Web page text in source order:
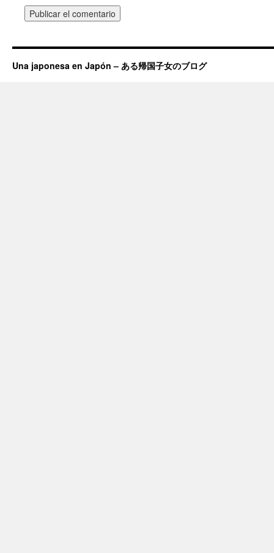
Una japonesa en Japón – ある帰国子女のブログ